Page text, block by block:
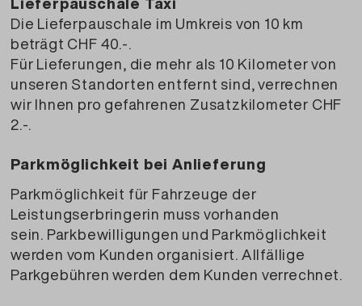
Lieferpauschale Taxi
Die Lieferpauschale im Umkreis von 10 km
beträgt CHF 40.-.
Für Lieferungen, die mehr als 10 Kilometer von
unseren Standorten entfernt sind, verrechnen
wir Ihnen pro gefahrenen Zusatzkilometer CHF
2.-.
Parkmöglichkeit bei Anlieferung
Parkmöglichkeit für Fahrzeuge der
Leistungserbringerin muss vorhanden
sein. Parkbewilligungen und Parkmöglichkeit
werden vom Kunden organisiert. Allfällige
Parkgebühren werden dem Kunden verrechnet.